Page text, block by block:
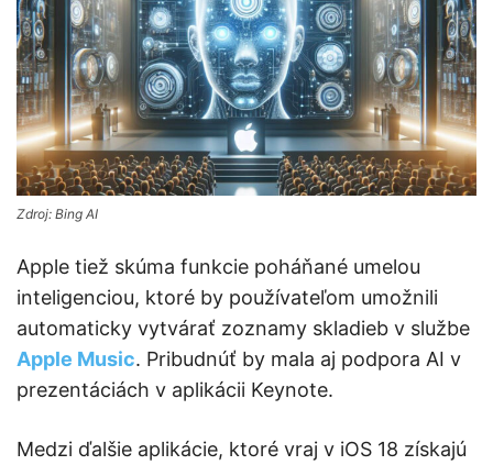
Zdroj: Bing AI
Apple tiež skúma funkcie poháňané umelou
inteligenciou, ktoré by používateľom umožnili
automaticky vytvárať zoznamy skladieb v službe
Apple Music. Pribudnúť by mala aj podpora AI v
prezentáciách v aplikácii Keynote.
Medzi ďalšie aplikácie, ktoré vraj v iOS 18 získajú